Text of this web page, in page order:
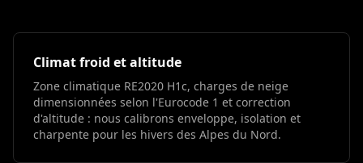
Climat froid et altitude
Zone climatique RE2020 H1c, charges de neige
dimensionnées selon l'Eurocode 1 et correction
d'altitude : nous calibrons enveloppe, isolation et
charpente pour les hivers des Alpes du Nord.